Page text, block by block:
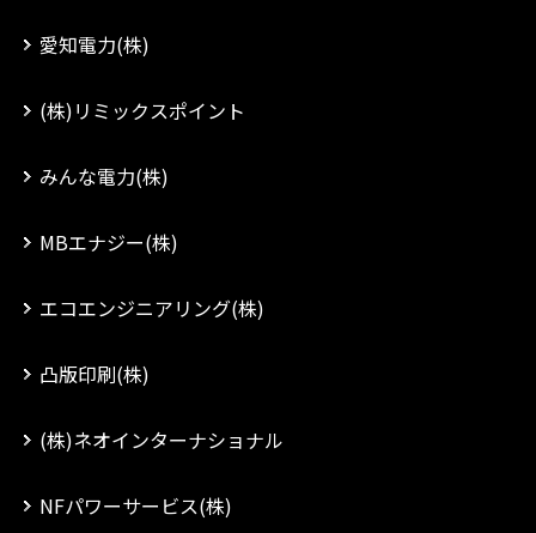
愛知電力(株)
(株)リミックスポイント
みんな電力(株)
MBエナジー(株)
エコエンジニアリング(株)
凸版印刷(株)
(株)ネオインターナショナル
NFパワーサービス(株)